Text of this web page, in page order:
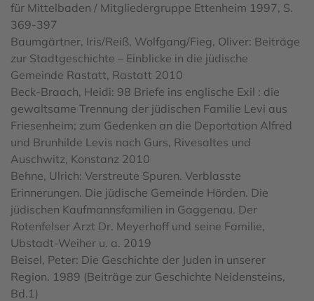
für Mittelbaden / Mitgliedergruppe Ettenheim 1997, S.
369-397
Baumgärtner, Iris/Reiß, Wolfgang/Fieg, Oliver: Beiträge
zur Stadtgeschichte – Einblicke in die jüdische
Gemeinde Rastatt, Rastatt 2010
Beck-Braach, Heidi: 98 Briefe ins englische Exil : die
gewaltsame Trennung der jüdischen Familie Levi aus
Friesenheim; zum Gedenken an die Deportation Alfred
und Brunhilde Levis nach Gurs, Rivesaltes und
Auschwitz, Konstanz 2010
Behne, Ulrich: Verstreute Spuren. Verblasste
Erinnerungen. Die jüdische Gemeinde Hörden. Die
jüdischen Kaufmannsfamilien in Gaggenau. Der
Rotenfelser Arzt Dr. Meyerhoff und seine Familie,
Ubstadt-Weiher u. a. 2019
Beisel, Peter: Die Geschichte der Juden in unserer
Region. 1989 (Beiträge zur Geschichte Neidensteins,
Bd.1)